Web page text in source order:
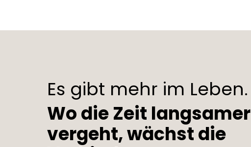
Es gibt mehr im Leben.
Wo die Zeit langsamer
vergeht, wächst die